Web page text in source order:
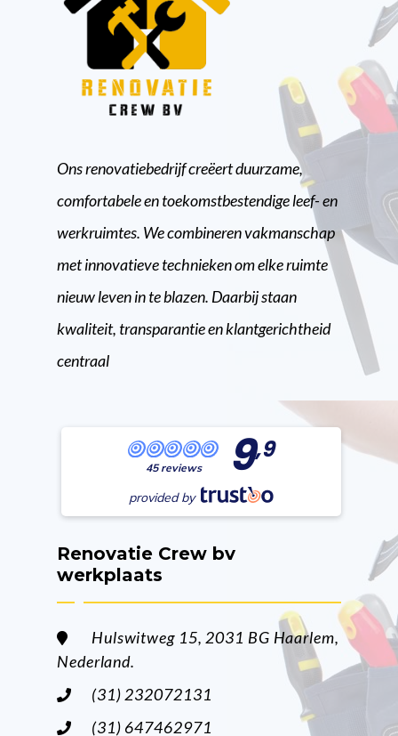
Ons renovatiebedrijf creëert duurzame,
comfortabele en toekomstbestendige leef- en
werkruimtes. We combineren vakmanschap
met innovatieve technieken om elke ruimte
nieuw leven in te blazen. Daarbij staan
kwaliteit, transparantie en klantgerichtheid
centraal
45 reviews 9,9
provided by
Renovatie Crew bv
werkplaats
Hulswitweg 15, 2031 BG Haarlem,
Nederland.
(31) 232072131
(31) 647462971